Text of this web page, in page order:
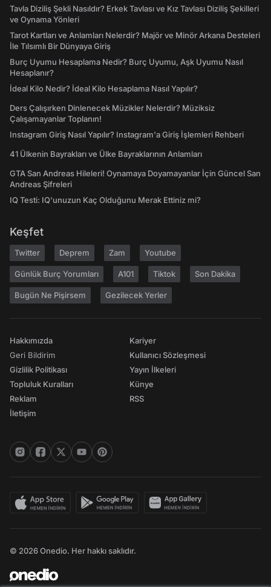
Tavla Diziliş Şekli Nasıldır? Erkek Tavlası ve Kız Tavlası Diziliş Şekilleri
ve Oynama Yönleri
Tarot Kartları ve Anlamları Nelerdir? Majör ve Minör Arkana Desteleri
İle Tılsımlı Bir Dünyaya Giriş
Burç Uyumu Hesaplama Nedir? Burç Uyumu, Aşk Uyumu Nasıl
Hesaplanır?
İdeal Kilo Nedir? İdeal Kilo Hesaplama Nasıl Yapılır?
Ders Çalışırken Dinlenecek Müzikler Nelerdir? Müziksiz
Çalışamayanlar Toplanın!
Instagram Giriş Nasıl Yapılır? Instagram'a Giriş İşlemleri Rehberi
41 Ülkenin Bayrakları ve Ülke Bayraklarının Anlamları
GTA San Andreas Hileleri! Oynamaya Doyamayanlar İçin Güncel San
Andreas Şifreleri
IQ Testi: IQ'unuzun Kaç Olduğunu Merak Ettiniz mi?
Keşfet
Twitter Deprem Zam Youtube
Günlük Burç Yorumları A101 Tiktok Son Dakika
Bugün Ne Pişirsem Gezilecek Yerler
Hakkımızda
Geri Bildirim
Gizlilik Politikası
Topluluk Kuralları
Reklam
İletişim
Kariyer
Kullanıcı Sözleşmesi
Yayın İlkeleri
Künye
RSS
© 2026 Onedio. Her hakkı saklıdır.